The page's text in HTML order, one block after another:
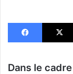
Facebook
Dans le